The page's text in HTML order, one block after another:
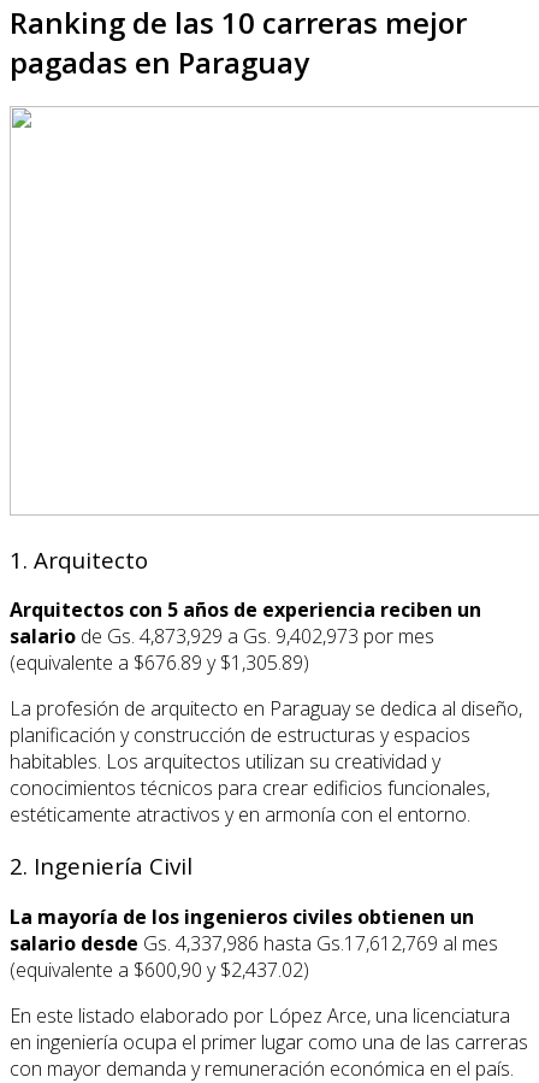
Ranking de las 10 carreras mejor
pagadas en Paraguay
1. Arquitecto
Arquitectos con 5 años de experiencia reciben un
salario de Gs. 4,873,929 a Gs. 9,402,973 por mes
(equivalente a $676.89 y $1,305.89)
La profesión de arquitecto en Paraguay se dedica al diseño,
planificación y construcción de estructuras y espacios
habitables. Los arquitectos utilizan su creatividad y
conocimientos técnicos para crear edificios funcionales,
estéticamente atractivos y en armonía con el entorno.
2. Ingeniería Civil
La mayoría de los ingenieros civiles obtienen un
salario desde Gs. 4,337,986 hasta Gs.17,612,769 al mes
(equivalente a $600,90 y $2,437.02)
En este listado elaborado por López Arce, una licenciatura
en ingeniería ocupa el primer lugar como una de las carreras
con mayor demanda y remuneración económica en el país.